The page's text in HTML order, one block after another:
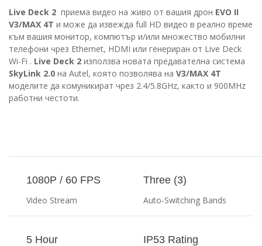
Live Deck 2 приема видео на живо от вашия дрон EVO II
V3/MAX 4T и може да извежда full HD видео в реално време
към вашия монитор, компютър и/или множество мобилни
телефони чрез Ethernet, HDMI или генериран от Live Deck
Wi-Fi . Live Deck 2 използва новата предавателна система
SkyLink 2.0 на Autel, която позволява на V3/MAX 4T
моделите да комуникират чрез 2.4/5.8GHz, както и 900MHz
работни честоти.
1080P / 60 FPS
Video Stream
Three (3)
Auto-Switching Bands
5 Hour IP53 Rating